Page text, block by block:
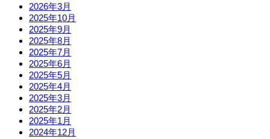
2026年3月
2025年10月
2025年9月
2025年8月
2025年7月
2025年6月
2025年5月
2025年4月
2025年3月
2025年2月
2025年1月
2024年12月